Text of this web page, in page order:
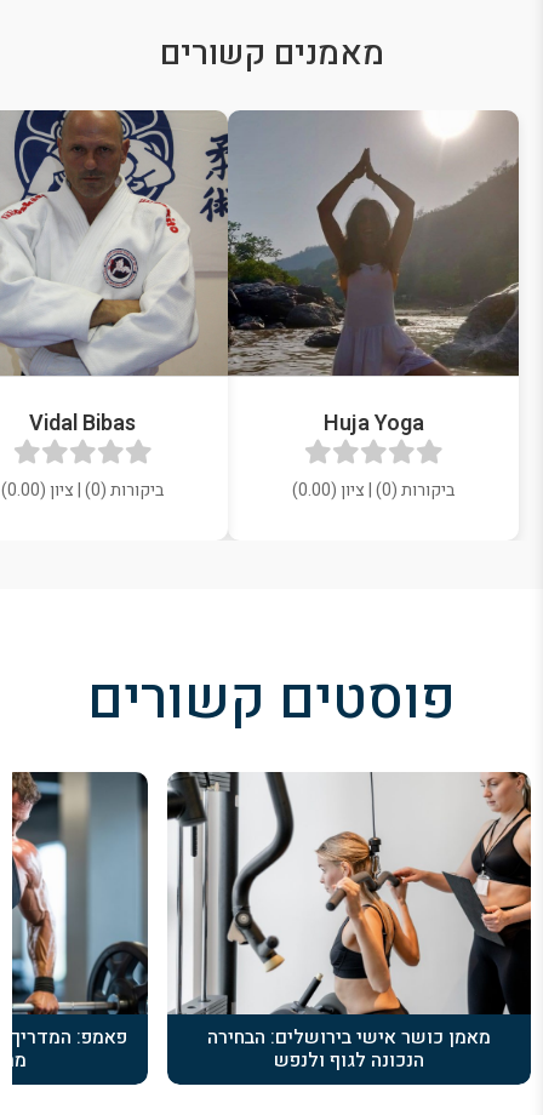
מאמנים קשורים
Huja Yoga
ביקורות (0) | ציון (0.00)
Vidal Bibas
ביקורות (0) | ציון (0.00)
פוסטים קשורים
מאמן כושר אישי בירושלים: הבחירה
הנכונה לגוף ולנפש
פאמפ: המדריך